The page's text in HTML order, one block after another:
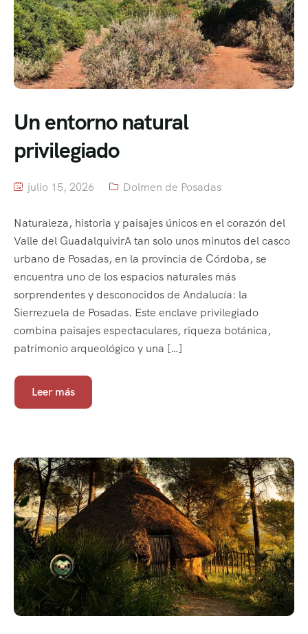
Un entorno natural
privilegiado
julio 15, 2026 Dolmen de Posadas
Naturaleza, historia y paisajes únicos en el corazón del
Valle del GuadalquivirA tan solo unos minutos del casco
urbano de Posadas, en la provincia de Córdoba, se
encuentra uno de los espacios naturales más
sorprendentes y desconocidos de Andalucía: la
Sierrezuela de Posadas. Este enclave privilegiado
combina paisajes espectaculares, riqueza botánica,
patrimonio arqueológico y una […]
Leer más